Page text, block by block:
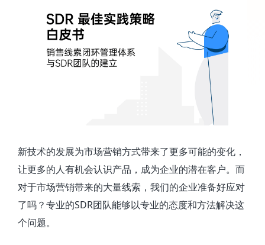
混合大模型
AI助手
全智能AI培训
下载客户端
企业服务
消费医疗
金融
按角色
开放平台
全部
销售会话智能
136-8365-2385
新技术的发展为市场营销方式带来了更多可能的变化，
让更多的人有机会认识产品，成为企业的潜在客户。而
对于市场营销带来的大量线索，我们的企业准备好应对
了吗？专业的SDR团队能够以专业的态度和方法解决这
个问题。